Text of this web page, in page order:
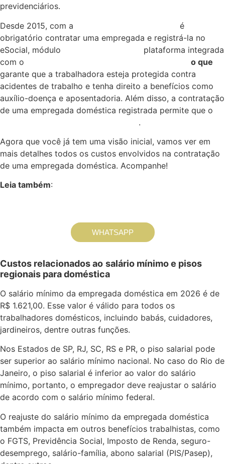
previdenciários.
Desde 2015, com a
é
obrigatório contratar uma empregada e registrá-la no
eSocial, módulo
plataforma integrada
com o
o que
garante que a trabalhadora esteja protegida contra
acidentes de trabalho e tenha direito a benefícios como
auxílio-doença e aposentadoria. Além disso, a contratação
de uma empregada doméstica registrada permite que o
.
Agora que você já tem uma visão inicial, vamos ver em
mais detalhes todos os custos envolvidos na contratação
de uma empregada doméstica. Acompanhe!
Leia também:
WHATSAPP
Custos relacionados ao salário mínimo e pisos
regionais para doméstica
O salário mínimo da empregada doméstica em 2026 é de
R$ 1.621,00. Esse valor é válido para todos os
trabalhadores domésticos, incluindo babás, cuidadores,
jardineiros, dentre outras funções.
Nos Estados de SP, RJ, SC, RS e PR, o piso salarial pode
ser superior ao salário mínimo nacional. No caso do Rio de
Janeiro, o piso salarial é inferior ao valor do salário
mínimo, portanto, o empregador deve reajustar o salário
de acordo com o salário mínimo federal.
O reajuste do salário mínimo da empregada doméstica
também impacta em outros benefícios trabalhistas, como
o FGTS, Previdência Social, Imposto de Renda, seguro-
desemprego, salário-família, abono salarial (PIS/Pasep),